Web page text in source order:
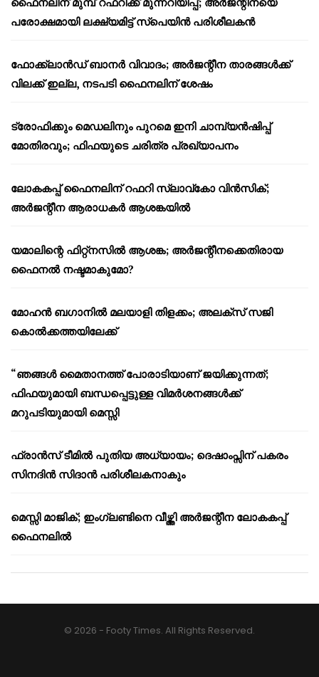
പരോക്ഷമായി ലക്ഷ്യമിട്ട് സ്പെയിൻ പരിശീലകൻ
ഫോക്ക്‌ലാൻഡ് ബാനർ വിവാദം; അർജന്റീന താരങ്ങൾക്ക്
വിലക്ക് ഇല്ല, നടപടി ഫൈനലിന് ശേഷം
ട്രോഫിക്കും മെഡലിനും പുറമെ ഇനി ചാമ്പ്യൻഷിപ്പ്
മോതിരവും; ഫിഫയുടെ ചരിത്ര പ്രഖ്യാപനം
ലോകകപ്പ് ഫൈനലിന് റഫറി സ്ലാവ്‌കോ വിൻസിക്;
അർജന്റീന ആരാധകർ ആശങ്കയിൽ
യമാലിന്റെ ഫിറ്റ്നസിൽ ആശങ്ക; അർജന്റീനക്കെതിരായ
ഫൈനൽ നഷ്ടമാകുമോ?
മോഹൻ ബഗാനിൽ മലയാളി തിളക്കം; അലക്സ് സജി
കൊൽക്കത്തയിലേക്ക്
“ഞങ്ങൾ മൈതാനത്ത് പോരാടിയാണ് ജയിക്കുന്നത്;
ഫിഫയുമായി ബന്ധപ്പെട്ടുള്ള വിമർശനങ്ങൾക്ക്
മറുപടിയുമായി മെസ്സി
ഫ്രാൻസ് ടീമിൽ പുതിയ അധ്യായം; ദെഷാംപ്സിന് പകരം
സിനദിൻ സിദാൻ പരിശീലകനാകും
മെസ്സി മാജിക്; ഇംഗ്ലണ്ടിനെ വീഴ്ത്തി അർജന്റീന ലോകകപ്പ്
ഫൈനലിൽ
© 2026 - Footy Times. All Rights Reserved.